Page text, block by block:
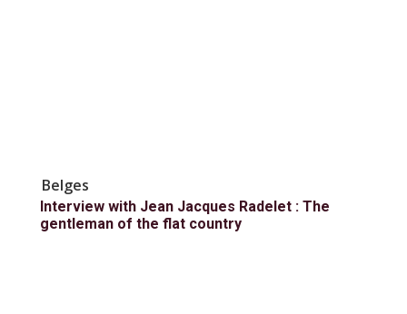
Belges
Interview with Jean Jacques Radelet : The
gentleman of the flat country